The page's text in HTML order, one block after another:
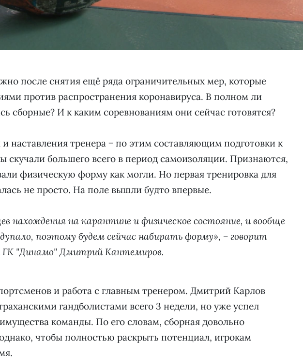
после снятия ещё ряда ограничительных мер, которые
против распространения коронавируса. В полном ли
сборные? И к каким соревнованиям они сейчас готовятся?
наставления тренера − по этим составляющим подготовки к
скучали большего всего в период самоизоляции. Признаются,
физическую форму как могли. Но первая тренировка для
не просто. На поле вышли будто впервые.
нахождения на карантине и физическое состояние, и вообще
поэтому будем сейчас набирать форму», − говорит
"Динамо" Дмитрий Кантемиров.
и работа с главным тренером. Дмитрий Карлов
гандболистами всего 3 недели, но уже успел
команды. По его словам, сборная довольно
чтобы полностью раскрыть потенциал, игрокам